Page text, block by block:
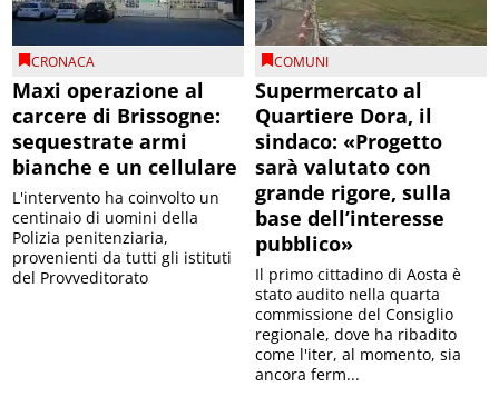
CRONACA
Maxi operazione al
carcere di Brissogne:
sequestrate armi
bianche e un cellulare
L'intervento ha coinvolto un
centinaio di uomini della
Polizia penitenziaria,
provenienti da tutti gli istituti
del Provveditorato
COMUNI
Supermercato al
Quartiere Dora, il
sindaco: «Progetto
sarà valutato con
grande rigore, sulla
base dell’interesse
pubblico»
Il primo cittadino di Aosta è
stato audito nella quarta
commissione del Consiglio
regionale, dove ha ribadito
come l'iter, al momento, sia
ancora ferm...